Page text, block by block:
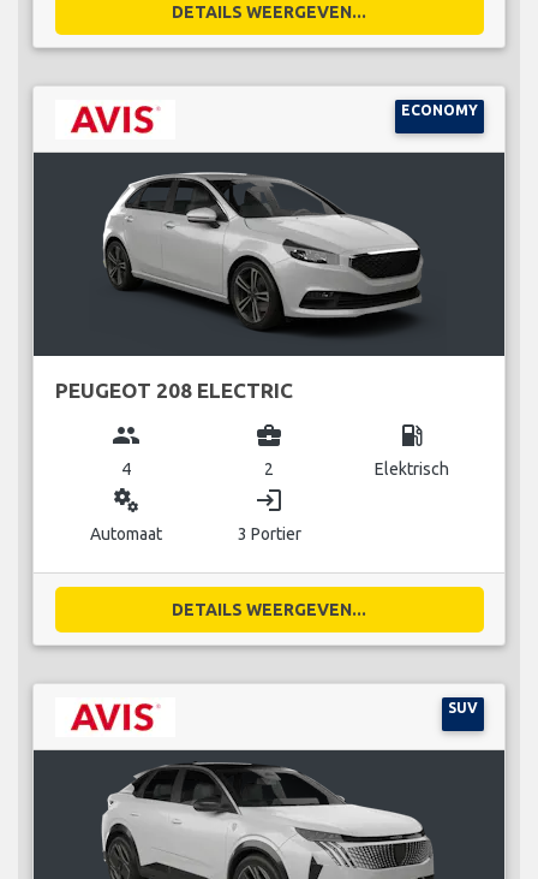
DETAILS WEERGEVEN...
ECONOMY
PEUGEOT 208 ELECTRIC
group
4
business_center
2
local_gas_station
Elektrisch
miscellaneous_services
Automaat
login
3 Portier
DETAILS WEERGEVEN...
SUV